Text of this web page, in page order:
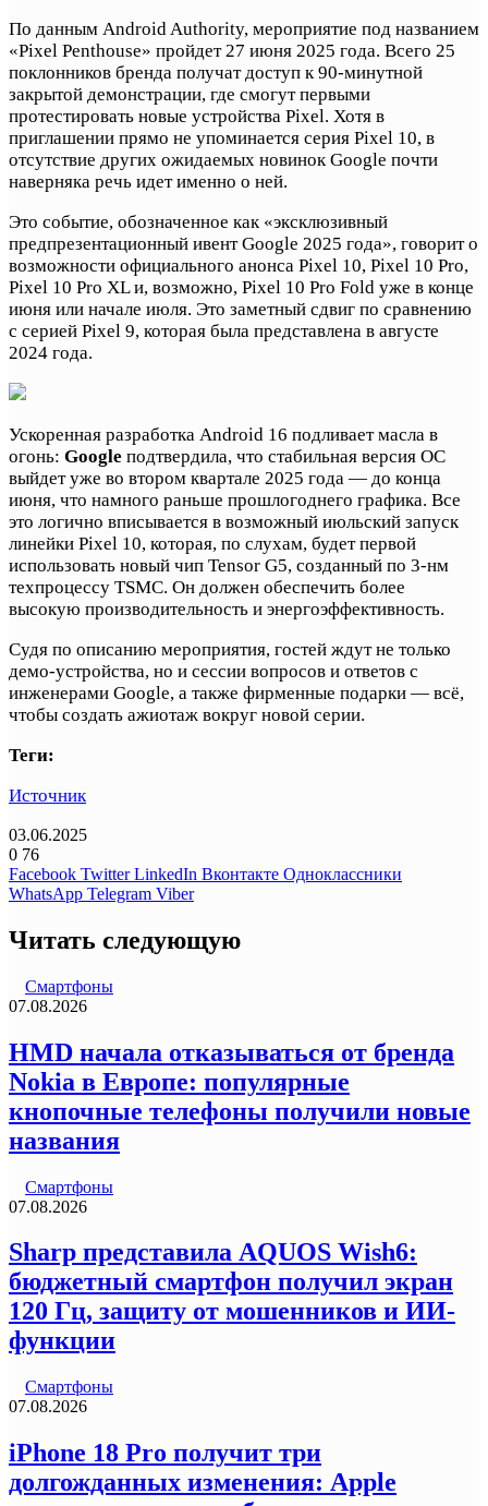
По данным Android Authority, мероприятие под названием
«Pixel Penthouse» пройдет 27 июня 2025 года. Всего 25
поклонников бренда получат доступ к 90-минутной
закрытой демонстрации, где смогут первыми
протестировать новые устройства Pixel. Хотя в
приглашении прямо не упоминается серия Pixel 10, в
отсутствие других ожидаемых новинок Google почти
наверняка речь идет именно о ней.
Это событие, обозначенное как «эксклюзивный
предпрезентационный ивент Google 2025 года», говорит о
возможности официального анонса Pixel 10, Pixel 10 Pro,
Pixel 10 Pro XL и, возможно, Pixel 10 Pro Fold уже в конце
июня или начале июля. Это заметный сдвиг по сравнению
с серией Pixel 9, которая была представлена в августе
2024 года.
Ускоренная разработка Android 16 подливает масла в
огонь: Google подтвердила, что стабильная версия ОС
выйдет уже во втором квартале 2025 года — до конца
июня, что намного раньше прошлогоднего графика. Все
это логично вписывается в возможный июльский запуск
линейки Pixel 10, которая, по слухам, будет первой
использовать новый чип Tensor G5, созданный по 3-нм
техпроцессу TSMC. Он должен обеспечить более
высокую производительность и энергоэффективность.
Судя по описанию мероприятия, гостей ждут не только
демо-устройства, но и сессии вопросов и ответов с
инженерами Google, а также фирменные подарки — всё,
чтобы создать ажиотаж вокруг новой серии.
Теги:
Источник
03.06.2025
0 76
Facebook Twitter LinkedIn Вконтакте Одноклассники
WhatsApp Telegram Viber
Читать следующую
Смартфоны
07.08.2026
HMD начала отказываться от бренда
Nokia в Европе: популярные
кнопочные телефоны получили новые
названия
Смартфоны
07.08.2026
Sharp представила AQUOS Wish6:
бюджетный смартфон получил экран
120 Гц, защиту от мошенников и ИИ-
функции
Смартфоны
07.08.2026
iPhone 18 Pro получит три
долгожданных изменения: Apple